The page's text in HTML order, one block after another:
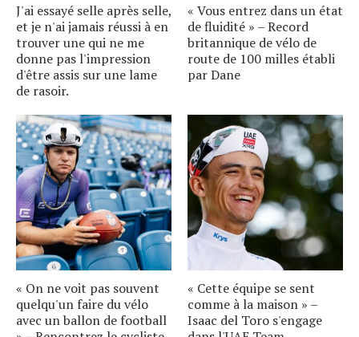
J'ai essayé selle après selle,
et je n'ai jamais réussi à en
trouver une qui ne me
donne pas l'impression
d'être assis sur une lame
de rasoir.
« Vous entrez dans un état
de fluidité » – Record
britannique de vélo de
route de 100 milles établi
par Dane
« On ne voit pas souvent
quelqu'un faire du vélo
avec un ballon de football
« Cette équipe se sent
comme à la maison » –
Isaac del Toro s'engage